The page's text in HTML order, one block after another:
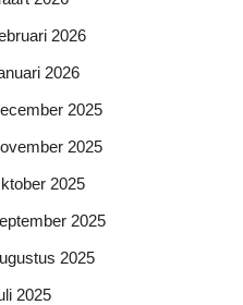
2026
2026
2025
2025
2025
2025
2025
2025